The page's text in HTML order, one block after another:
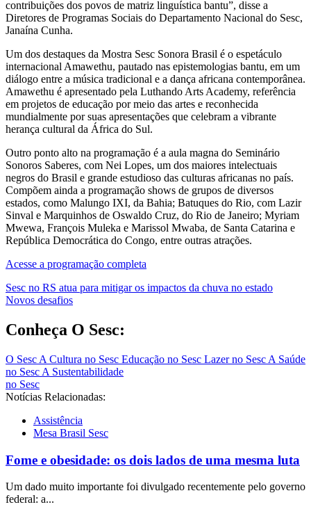
contribuições dos povos de matriz linguística bantu”, disse a
Diretores de Programas Sociais do Departamento Nacional do Sesc,
Janaína Cunha.
Um dos destaques da Mostra Sesc Sonora Brasil é o espetáculo
internacional Amawethu, pautado nas epistemologias bantu, em um
diálogo entre a música tradicional e a dança africana contemporânea.
Amawethu é apresentado pela Luthando Arts Academy, referência
em projetos de educação por meio das artes e reconhecida
mundialmente por suas apresentações que celebram a vibrante
herança cultural da África do Sul.
Outro ponto alto na programação é a aula magna do Seminário
Sonoros Saberes, com Nei Lopes, um dos maiores intelectuais
negros do Brasil e grande estudioso das culturas africanas no país.
Compõem ainda a programação shows de grupos de diversos
estados, como Malungo IXI, da Bahia; Batuques do Rio, com Lazir
Sinval e Marquinhos de Oswaldo Cruz, do Rio de Janeiro; Myriam
Mwewa, François Muleka e Marissol Mwaba, de Santa Catarina e
República Democrática do Congo, entre outras atrações.
Acesse a programação completa
Navegação
de
Post
Sesc no RS atua para mitigar os impactos da chuva no estado
Novos desafios
Conheça O Sesc:
O Sesc A Cultura no Sesc Educação no Sesc Lazer no Sesc A Saúde
no Sesc A Sustentabilidade
no Sesc
Notícias Relacionadas:
Assistência
Mesa Brasil Sesc
Fome e obesidade: os dois lados de uma mesma luta
Um dado muito importante foi divulgado recentemente pelo governo
federal: a...